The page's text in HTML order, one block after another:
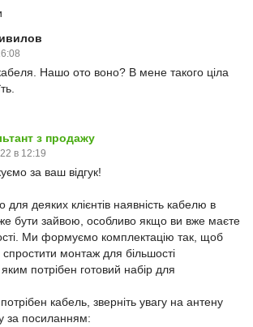
Нашо ото воно? В мене такого ціла
з продажу
в 12:19
за ваш відгук!
для деяких клієнтів наявність кабелю в
бути зайвою, особливо якщо ви вже маєте
Ми формуємо комплектацію так, щоб
монтаж для більшості
яким потрібен готовий набір для
кабель, зверніть увагу на антену
за посиланням: